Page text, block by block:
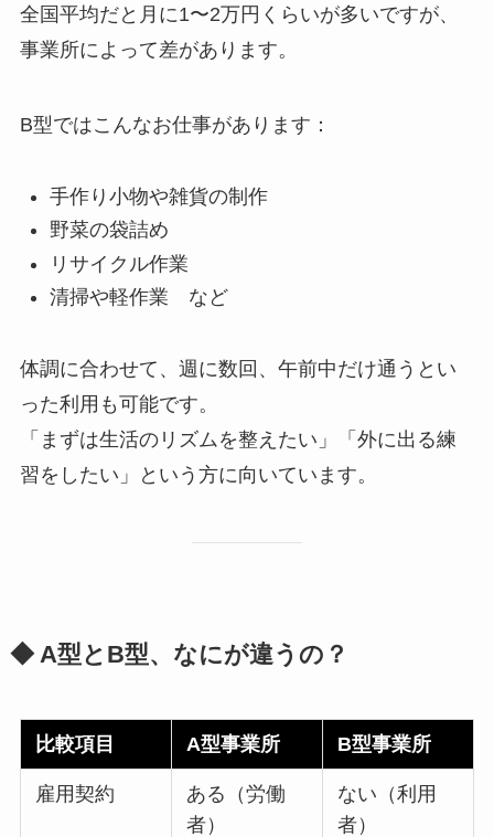
全国平均だと月に1〜2万円くらいが多いですが、
事業所によって差があります。
B型ではこんなお仕事があります：
手作り小物や雑貨の制作
野菜の袋詰め
リサイクル作業
清掃や軽作業 など
体調に合わせて、週に数回、午前中だけ通うとい
った利用も可能です。
「まずは生活のリズムを整えたい」「外に出る練
習をしたい」という方に向いています。
◆ A型とB型、なにが違うの？
比較項目 A型事業所 B型事業所
雇用契約
ある（労働
者）
ない（利用
者）